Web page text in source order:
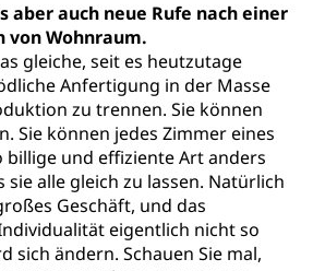
aber auch neue Rufe nach einer
von Wohnraum.
gleiche, seit es heutzutage
Anfertigung in der Masse
zu trennen. Sie können
Sie können jedes Zimmer eines
billige und effiziente Art anders
sie alle gleich zu lassen. Natürlich
Geschäft, und das
eigentlich nicht so
sich ändern. Schauen Sie mal,